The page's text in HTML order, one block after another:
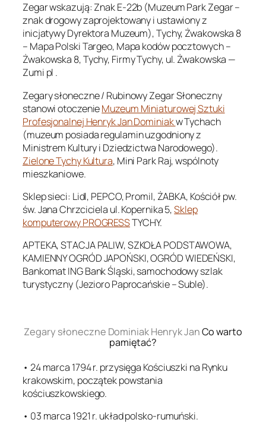
Zegar wskazują: Znak E-22b (Muzeum Park Zegar –
znak drogowy zaprojektowany i ustawiony z
inicjatywy Dyrektora Muzeum), Tychy, Żwakowska 8
– Mapa Polski Targeo, Mapa kodów pocztowych –
Żwakowska 8, Tychy, Firmy Tychy, ul. Żwakowska —
Zumi pl .
Zegary słoneczne / Rubinowy Zegar Słoneczny
stanowi otoczenieMuzeum Miniaturowej Sztuki
Profesjonalnej Henryk Jan Dominiakw Tychach
(muzeum posiada regulamin uzgodniony z
Ministrem Kultury i Dziedzictwa Narodowego).
Zielone Tychy Kultura, Mini Park Raj, wspólnoty
mieszkaniowe.
Sklep sieci: Lidl, PEPCO, Promil, ŻABKA, Kościół pw.
św. Jana Chrzciciela ul. Kopernika 5,Sklep
komputerowy PROGRESSTYCHY.
APTEKA, STACJA PALIW, SZKOŁA PODSTAWOWA,
KAMIENNY OGRÓD JAPOŃSKI, OGRÓD WIEDEŃSKI,
Bankomat ING Bank Śląski, samochodowy szlak
turystyczny (Jezioro Paprocańskie – Suble).
Zegary słoneczne Dominiak Henryk JanCo warto
pamiętać?
• 24 marca 1794 r. przysięga Kościuszki na Rynku
krakowskim, początek powstania
kościuszkowskiego.
• 03 marca 1921 r. układ polsko-rumuński.